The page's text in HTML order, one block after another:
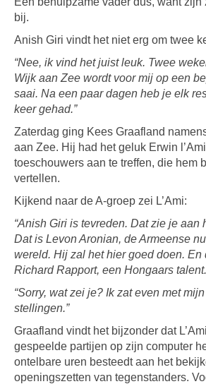
bij.
Anish Giri vindt het niet erg om twee
“Nee, ik vind het juist leuk. Twee
Wijk aan Zee wordt voor mij op een
saai. Na een paar dagen heb je elk
keer gehad.”
Zaterdag ging Kees Graafland
aan Zee. Hij had het geluk Erwin
toeschouwers aan te treffen, die hem
vertellen.
Kijkend naar de A-groep zei L’Ami:
“Anish Giri is tevreden. Dat zie je aan
Dat is Levon Aronian, de Armeense
wereld. Hij zal het hier goed doen. En
Richard Rapport, een Hongaars
“Sorry, wat zei je? Ik zat even met
stellingen.”
Graafland vindt het bijzonder dat
gespeelde partijen op zijn computer
ontelbare uren besteedt aan het
openingszetten van tegenstanders.